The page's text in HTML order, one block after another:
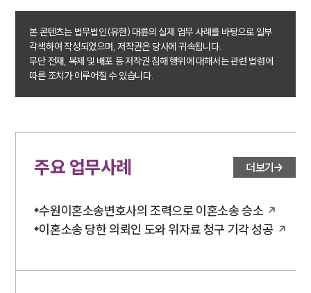
이혼 양육비계산기
상간자위자료계산기
구성원 소개
이혼전문변호사
법률 블로그
법률서식
뉴스레터/브로슈어
본 콘텐츠는 법무법인(유한) 대륜의 실제 업무 사례를 바탕으로 일부
각색하여 작성되었으며, 저작권은 당사에 귀속됩니다.
무단 전재, 복제 및 배포 등 저작권 침해 행위에 대해서는 관련 법령에
따른 조치가 이루어질 수 있습니다.
주요 업무사례 더보기
수원이혼소송변호사의 조력으로 이혼소송 승소
이혼소송 당한 의뢰인 도와 위자료 청구 기각 성공